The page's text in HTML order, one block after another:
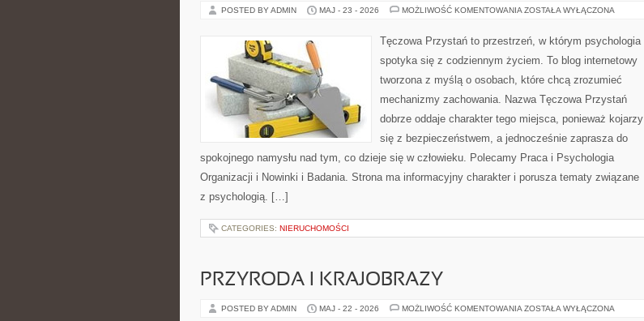
POSTED BY ADMIN MAJ - 23 - 2026 MOŻLIWOŚĆ KOMENTOWANIA DZIECI
ZOSTAŁA WYŁĄCZONA
Tęczowa Przystań to przestrzeń, w którym psychologia
spotyka się z codziennym życiem. To blog internetowy
tworzona z myślą o osobach, które chcą zrozumieć
mechanizmy zachowania. Nazwa Tęczowa Przystań
dobrze oddaje charakter tego miejsca, ponieważ kojarzy
się z bezpieczeństwem, a jednocześnie zaprasza do
spokojnego namysłu nad tym, co dzieje się w człowieku. Polecamy Praca i Psychologia
Organizacji i Nowinki i Badania. Strona ma informacyjny charakter i porusza tematy związane
z psychologią. […]
CATEGORIES: NIERUCHOMOŚCI
PRZYRODA I KRAJOBRAZY
POSTED BY ADMIN MAJ - 22 - 2026 MOŻLIWOŚĆ KOMENTOWANIA PRZYRODA
ZOSTAŁA WYŁĄCZONA